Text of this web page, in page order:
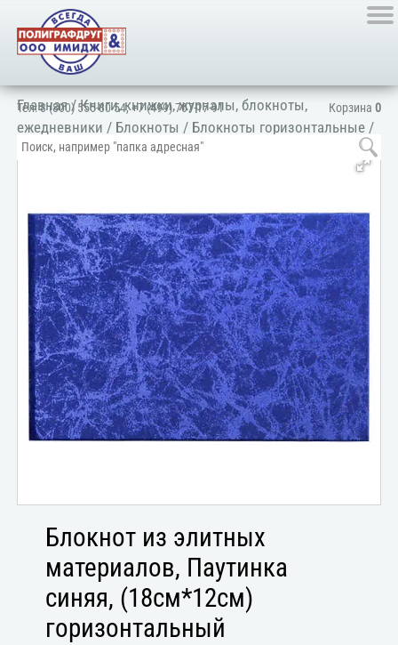
Корзина 0
Тел:8 (800) 555-80-54,+7 (499) 707-17-91
Главная/Книги, книжки, журналы, блокноты,
ежедневники / Блокноты / Блокноты горизонтальные /
Блокнот из элитных
материалов, Паутинка
синяя, (18см*12см)
горизонтальный